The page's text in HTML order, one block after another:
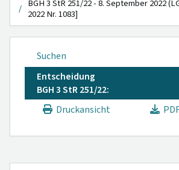
BGH 3 StR 251/22 - 8. September 2022
2022 Nr. 1083]
Suchen
Entscheidung
BGH 3 StR 251/22:
Druckansicht